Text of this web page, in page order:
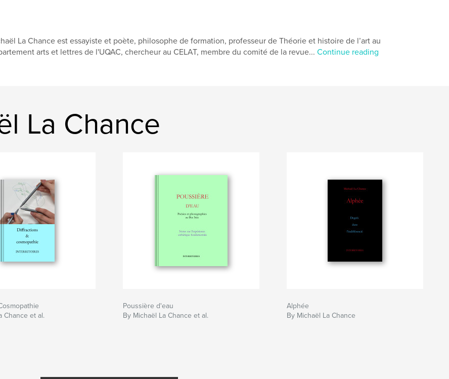
La Chance est essayiste et poète, philosophe de formation, professeur de Théorie et histoire de l’art au
arts et lettres de l'UQAC, chercheur au CELAT, membre du comité de la revue... Continue reading
La Chance
Chance et al.
Poussière d'eau
By Michaël La Chance et al.
Alphée
By Michaël La Chance